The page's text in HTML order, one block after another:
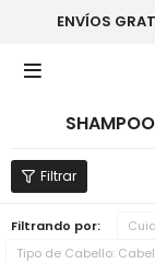
ENVÍOS

Filtrando por:
Tipo de Cabello: